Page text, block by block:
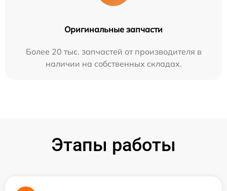
Оригинальные запчасти
Более 20 тыс. запчастей от производителя в
наличии на собственных складах.
Этапы работы